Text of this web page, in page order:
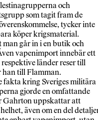
och
som tagit fram de
tycker inte
köper krigsmaterial.
går in i en butik och
vapenimport innebär ett
länder reser till
han till Flamman.
fakta kring Sveriges militära
gjorde en omfattande
Gahrton uppskattar att
även om en del